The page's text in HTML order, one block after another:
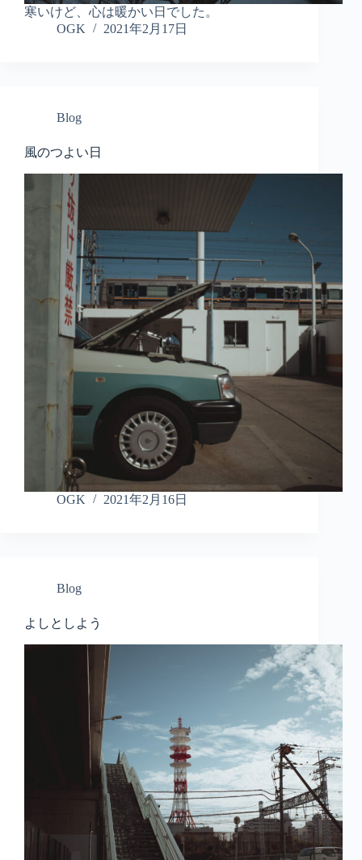
寒いけど、心は暖かい日でした。
OGK
2021年2月17日
Blog
風のつよい日
OGK 2021年2月16日
Blog
よしとしよう